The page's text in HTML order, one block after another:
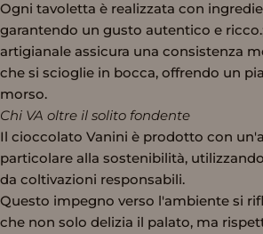
Ogni tavoletta è realizzata con
garantendo un gusto autentico e
artigianale assicura una consistenza
che si scioglie in bocca, offrendo un
morso.
Chi VA oltre il solito fondente
Il cioccolato Vanini è prodotto con
particolare alla sostenibilità,
da coltivazioni responsabili.
Questo impegno verso l'ambiente si
che non solo delizia il palato, ma